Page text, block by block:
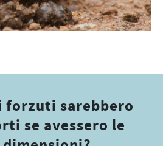
sarebbero
se avessero le